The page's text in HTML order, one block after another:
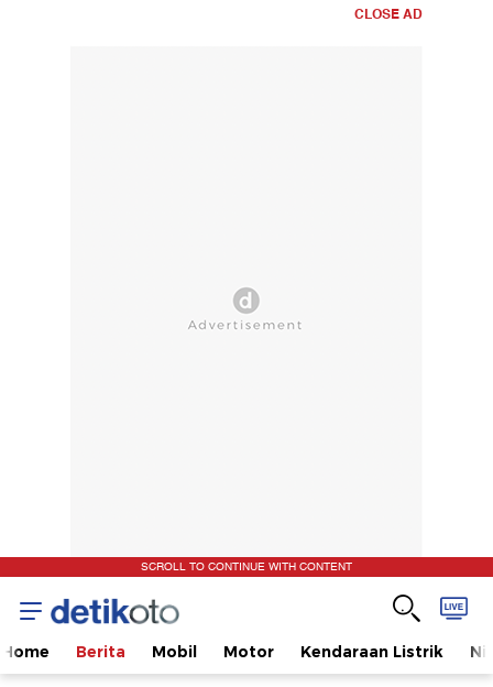
CLOSE AD
SCROLL TO CONTINUE WITH CONTENT
Home Berita Mobil Motor Kendaraan Listrik